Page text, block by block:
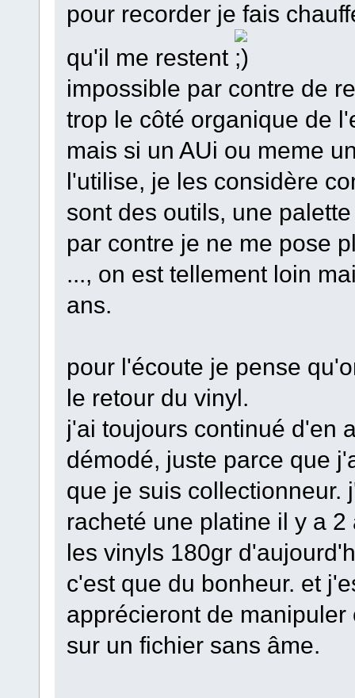
pour recorder je fais
qu'il me restent
impossible par contre de
trop le côté organique de
mais si un AUi ou meme
l'utilise, je les considère
sont des outils, une
par contre je ne me pose
..., on est tellement loin
ans.
pour l'écoute je pense
le retour du vinyl.
j'ai toujours continué d'en
démodé, juste parce que
que je suis collectionneur.
racheté une platine il y a 2
les vinyls 180gr
c'est que du bonheur. et
apprécieront de
sur un fichier sans âme.